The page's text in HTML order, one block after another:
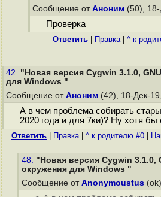
Сообщение от Аноним (50),
Проверка
Ответить Правка| ^ к
42. "Новая версия Cygwin 3.1.0,
для Windows "
Сообщение от Аноним (42), 18-Дек-
А в чем проблема собирать
2020 года и для 7ки)? Ну хотя бы
Ответить Правка| ^ к родителю #0
48. "Новая версия Cygwin 3.1.0,
окружения для Windows "
Сообщение от Anonymoustus